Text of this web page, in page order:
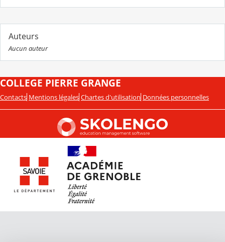
Auteurs
Aucun auteur
COLLEGE PIERRE GRANGE
Contacts Mentions légales Chartes d'utilisation Données personnelles